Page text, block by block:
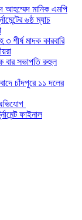
আহম্মেদ মানিক এমপি
৬ষ্ঠ ম্যাচ
শীর্ষ মাদক কারবারি
বার সভাপতি রুহুল
চাঁদপুরে ১১ দলের
ফাইনাল